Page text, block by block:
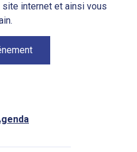
internet et ainsi vous